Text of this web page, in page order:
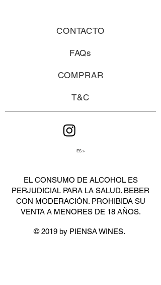
CONTACTO
FAQs
COMPRAR
T&C
ES >
EL CONSUMO DE ALCOHOL ES
PERJUDICIAL PARA LA SALUD. BEBER
CON MODERACIÓN. PROHIBIDA SU
VENTA A MENORES DE 18 AÑOS.
© 2019 by PIENSA WINES.